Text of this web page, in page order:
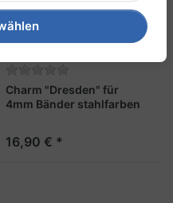
Charm "Dresden" für
4mm Bänder stahlfarben
16,90 € *